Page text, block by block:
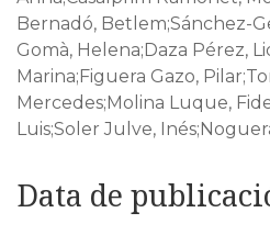
Bernadó, Betlem;Sánchez-
Gomà, Helena;Daza Pérez,
Marina;Figuera Gazo,
Mercedes;Molina Luque,
Luis;Soler Julve,
Data de